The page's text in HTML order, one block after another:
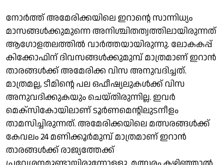
നോർത്ത് അമേരിക്കയിലെ ഇറാന്റെ സാന്നിധ്യം
മാസങ്ങൾക്കുമുന്നെ അനിശ്ചിതത്വത്തിലായിരുന്നത്
ആ​ഗോളതലത്തിൽ വാർത്തയായിരുന്നു. ലോകകപ്പ്
കിക്കോഫിന് ദിവസങ്ങൾക്കുമുമ്പ് മാത്രമാണ് ഇറാൻ
താരങ്ങൾക്ക് അമേരിക്ക വിസ അനുവദിച്ചത്.
മാത്രമല്ല, ടീമിന്റെ പല ഒഫീഷ്യലുകൾക്ക് വിസ
അനുവദിക്കുകയും ചെയ്തിരുന്നില്ല. ഇവർ
മെക്സികോയിലാണ് ടൂർണമെന്റിലുടനീളം
താമസിച്ചിരുന്നത്. അമേരിക്കയിലെ മത്സരങ്ങൾക്ക്
കേവലം 24 മണിക്കൂർമുമ്പ് മാത്രമാണ് ഇറാ‍ൻ
താരങ്ങൾക്ക് രാജ്യത്തേക്ക്